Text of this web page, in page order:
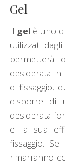
Gel
Il gel è uno
utilizzati
permetterà
desiderata
di fissaggio,
disporre di
desiderata
e la sua
fissaggio.
rimarranno